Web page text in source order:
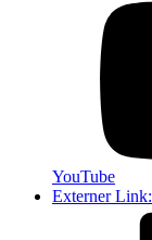
YouTube
Externer Link: